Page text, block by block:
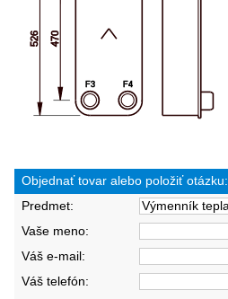
Objednať tovar alebo položiť otázku:
Predmet:
Vaše meno:
Váš e-mail:
Váš telefón: